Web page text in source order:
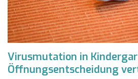
Virusmutation in
Öffnungsentscheidung